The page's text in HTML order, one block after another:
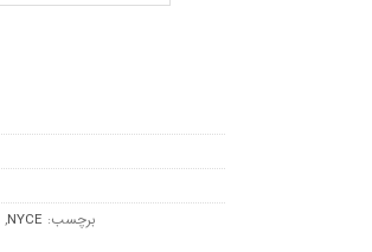
برچسب: NYCE
,